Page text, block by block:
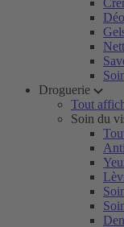
Droguerie
Tout
Soin du